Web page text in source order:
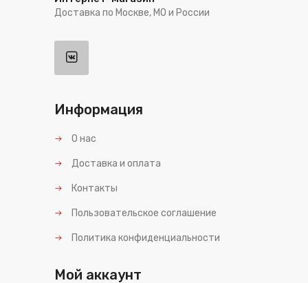
Доставка по Москве, МО и России
Информация
О нас
Доставка и оплата
Контакты
Пользовательское соглашение
Политика конфиденциальности
Мой аккаунт